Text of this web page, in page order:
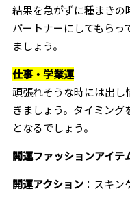
結果を急がずに種まきの
パートナーにしてもらっ
ましょう。
仕事・学業運
頑張れそうな時には出し
きましょう。タイミン
となるでしょう。
開運ファッションアイテ
開運アクション：スキン